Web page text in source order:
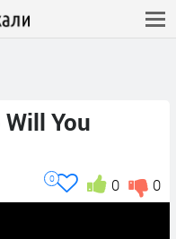
You
0
0
0